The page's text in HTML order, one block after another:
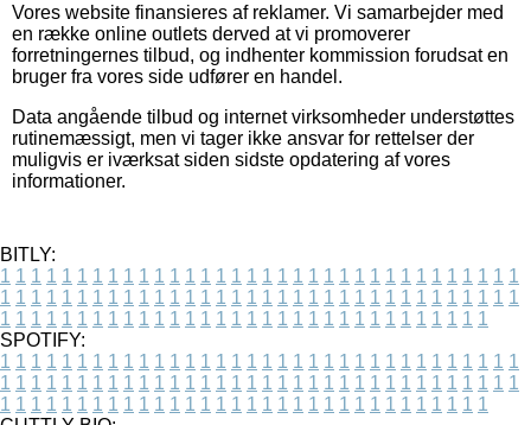
Vores website finansieres af reklamer. Vi samarbejder med
en række online outlets derved at vi promoverer
forretningernes tilbud, og indhenter kommission forudsat en
bruger fra vores side udfører en handel.
Data angående tilbud og internet virksomheder understøttes
rutinemæssigt, men vi tager ikke ansvar for rettelser der
muligvis er iværksat siden sidste opdatering af vores
informationer.
BITLY:
1 1 1 1 1 1 1 1 1 1 1 1 1 1 1 1 1 1 1 1 1 1 1 1 1 1 1 1 1 1 1 1 1 1
1 1 1 1 1 1 1 1 1 1 1 1 1 1 1 1 1 1 1 1 1 1 1 1 1 1 1 1 1 1 1 1 1 1
1 1 1 1 1 1 1 1 1 1 1 1 1 1 1 1 1 1 1 1 1 1 1 1 1 1 1 1 1 1 1 1
SPOTIFY:
1 1 1 1 1 1 1 1 1 1 1 1 1 1 1 1 1 1 1 1 1 1 1 1 1 1 1 1 1 1 1 1 1 1
1 1 1 1 1 1 1 1 1 1 1 1 1 1 1 1 1 1 1 1 1 1 1 1 1 1 1 1 1 1 1 1 1 1
1 1 1 1 1 1 1 1 1 1 1 1 1 1 1 1 1 1 1 1 1 1 1 1 1 1 1 1 1 1 1 1